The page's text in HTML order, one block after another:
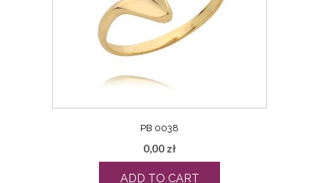
PB 0038
0,00 zł
ADD TO CART